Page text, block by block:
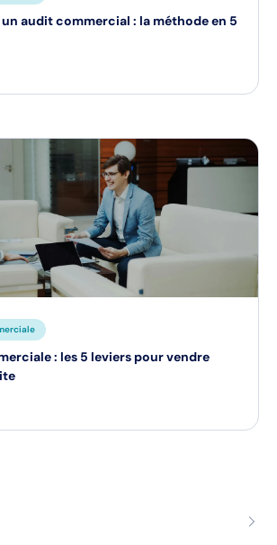
audit commercial : la méthode en 5
: les 5 leviers pour vendre